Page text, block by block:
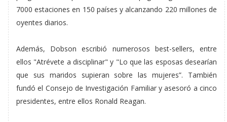
7000 estaciones en 150 países y alcanzando 220 millones de
oyentes diarios.
Además, Dobson escribió numerosos best-sellers, entre
ellos "Atrévete a disciplinar" y "Lo que las esposas desearían
que sus maridos supieran sobre las mujeres”. También
fundó el Consejo de Investigación Familiar y asesoró a cinco
presidentes, entre ellos Ronald Reagan.